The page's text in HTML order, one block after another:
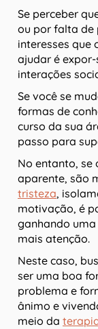
Se perceber
ou por falta de
interesses que
ajudar é
interações
Se você se
formas de
curso da sua
passo para
No entanto, se
aparente, são
tristeza,
motivação, é
ganhando
mais atenção.
Neste caso,
ser uma boa
problema e
ânimo e
meio da